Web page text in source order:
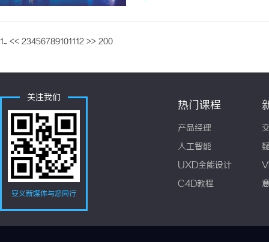
1... << 23456789101112 >> 200
关注我们
安义新媒体与您同行
热门课程
产品经理
人工智能
UXD全能设计
C4D教程